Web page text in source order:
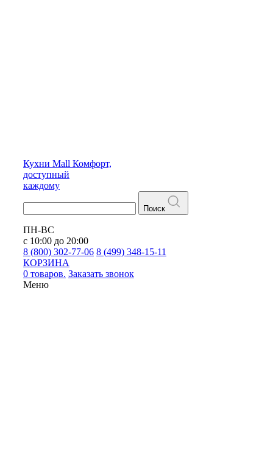
Кухни Mall Комфорт,
доступный
каждому
Поиск
ПН-ВС
с 10:00 до 20:00
8 (800) 302-77-06 8 (499) 348-15-11
КОРЗИНА
0 товаров. Заказать звонок
Меню